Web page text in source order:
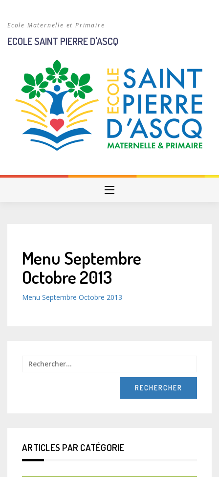
Ecole Maternelle et Primaire
ECOLE SAINT PIERRE D'ASCQ
Menu Septembre
Octobre 2013
Menu Septembre Octobre 2013
ARTICLES PAR CATÉGORIE